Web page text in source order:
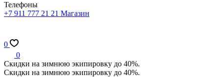
Телефоны
+7 911 777 21 21 Магазин
0
0
Скидки на зимнюю экипировку до 40%.
Скидки на зимнюю экипировку до 40%.